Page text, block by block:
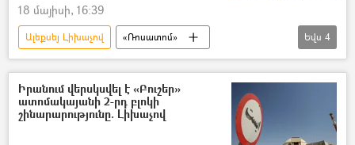
18 մայիսի, 16:39
Ալեքսեյ Լիխաչով
«Ռոսատոմ»
Էներգոդար
Զապորոժիե
Հատուկ ռազմական գործողություն
ռազմական հատուկ գործողություն
Եվս 4
Իրանում վերսկսվել է «Բուշեր»
ատոմակայանի 2-րդ բլոկի
շինարարությունը. Լիխաչով